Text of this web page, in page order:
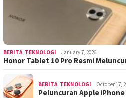
BERITA TEKNOLOGI January 7, 2026
Honor Tablet 10 Pro Resmi
BERITA TEKNOLOGI October 17,
Peluncuran Apple